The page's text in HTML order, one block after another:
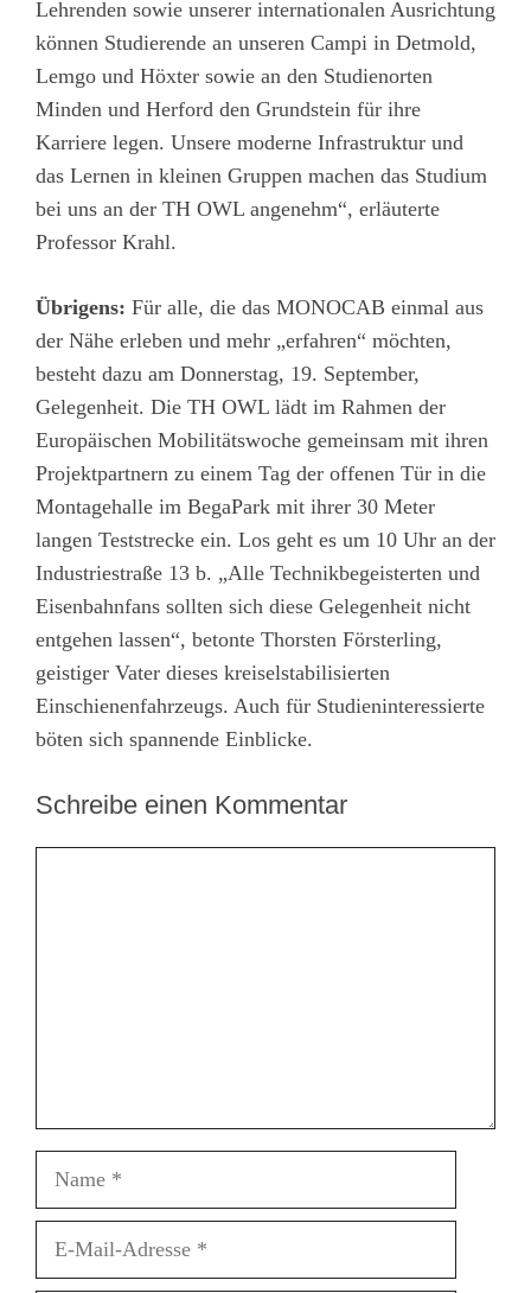
Lehrenden sowie unserer internationalen Ausrichtung
können Studierende an unseren Campi in Detmold,
Lemgo und Höxter sowie an den Studienorten
Minden und Herford den Grundstein für ihre
Karriere legen. Unsere moderne Infrastruktur und
das Lernen in kleinen Gruppen machen das Studium
bei uns an der TH OWL angenehm“, erläuterte
Professor Krahl.
Übrigens: Für alle, die das MONOCAB einmal aus
der Nähe erleben und mehr „erfahren“ möchten,
besteht dazu am Donnerstag, 19. September,
Gelegenheit. Die TH OWL lädt im Rahmen der
Europäischen Mobilitätswoche gemeinsam mit ihren
Projektpartnern zu einem Tag der offenen Tür in die
Montagehalle im BegaPark mit ihrer 30 Meter
langen Teststrecke ein. Los geht es um 10 Uhr an der
Industriestraße 13 b. „Alle Technikbegeisterten und
Eisenbahnfans sollten sich diese Gelegenheit nicht
entgehen lassen“, betonte Thorsten Försterling,
geistiger Vater dieses kreiselstabilisierten
Einschienenfahrzeugs. Auch für Studieninteressierte
böten sich spannende Einblicke.
Schreibe einen Kommentar
Name